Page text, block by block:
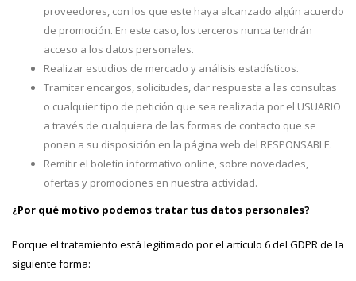
proveedores, con los que este haya alcanzado algún acuerdo
de promoción. En este caso, los terceros nunca tendrán
acceso a los datos personales.
Realizar estudios de mercado y análisis estadísticos.
Tramitar encargos, solicitudes, dar respuesta a las consultas
o cualquier tipo de petición que sea realizada por el USUARIO
a través de cualquiera de las formas de contacto que se
ponen a su disposición en la página web del RESPONSABLE.
Remitir el boletín informativo online, sobre novedades,
ofertas y promociones en nuestra actividad.
¿Por qué motivo podemos tratar tus datos personales?
Porque el tratamiento está legitimado por el artículo 6 del GDPR de la
siguiente forma: